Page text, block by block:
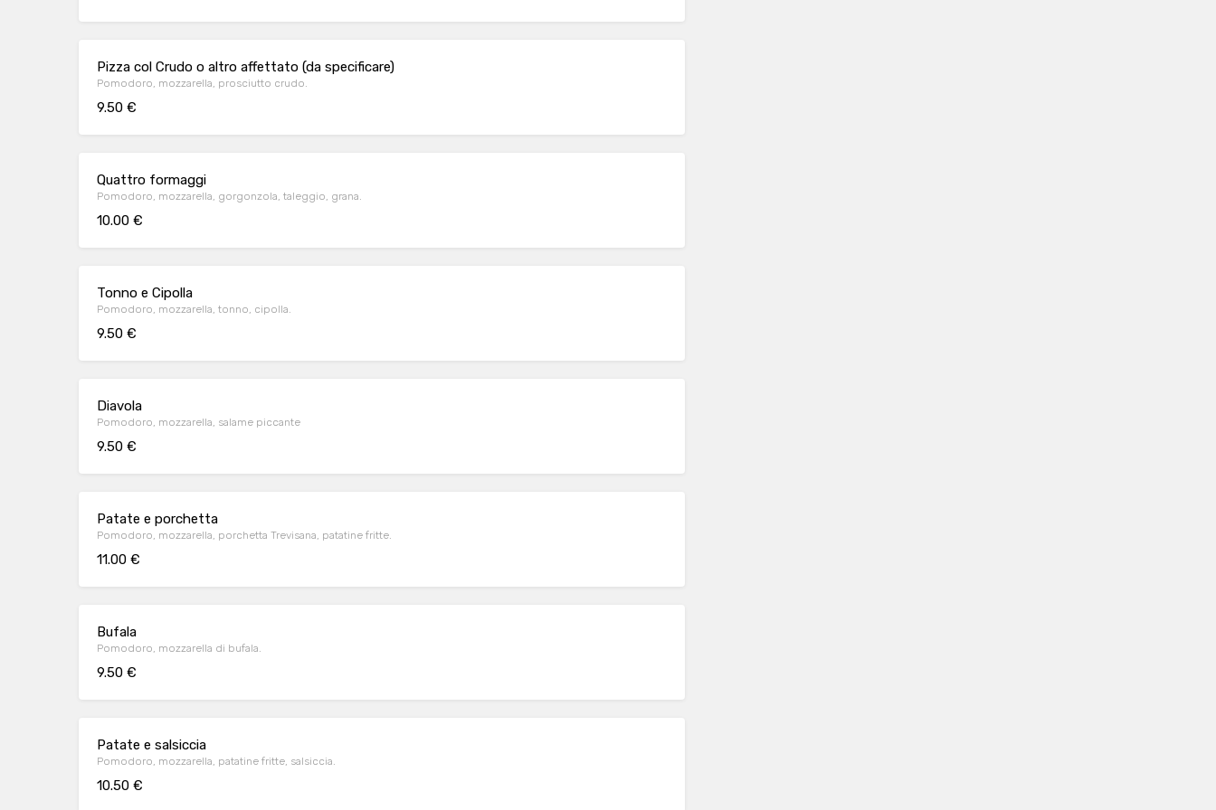
Pizza col Crudo o altro affettato (da specificare)
Pomodoro, mozzarella, prosciutto crudo.
9.50 €
Quattro formaggi
Pomodoro, mozzarella, gorgonzola, taleggio, grana.
10.00 €
Tonno e Cipolla
Pomodoro, mozzarella, tonno, cipolla.
9.50 €
Diavola
Pomodoro, mozzarella, salame piccante
9.50 €
Patate e porchetta
Pomodoro, mozzarella, porchetta Trevisana, patatine fritte.
11.00 €
Bufala
Pomodoro, mozzarella di bufala.
9.50 €
Patate e salsiccia
Pomodoro, mozzarella, patatine fritte, salsiccia.
10.50 €